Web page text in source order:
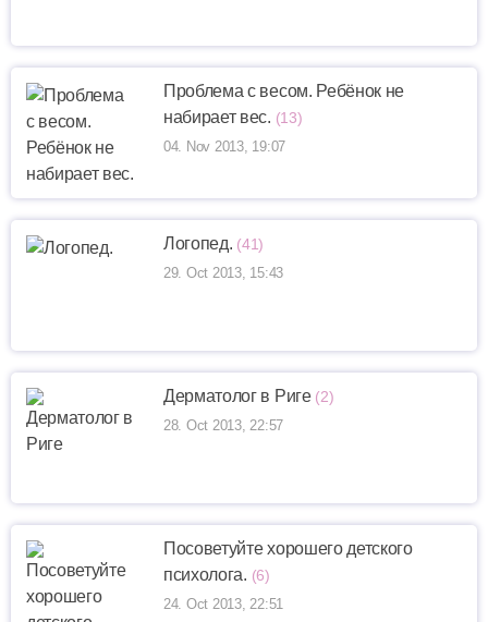
Проблема с весом. Ребёнок не
набирает вес. (13)
04. Nov 2013, 19:07
Логопед. (41)
29. Oct 2013, 15:43
Дерматолог в Риге (2)
28. Oct 2013, 22:57
Посоветуйте хорошего детского
психолога. (6)
24. Oct 2013, 22:51